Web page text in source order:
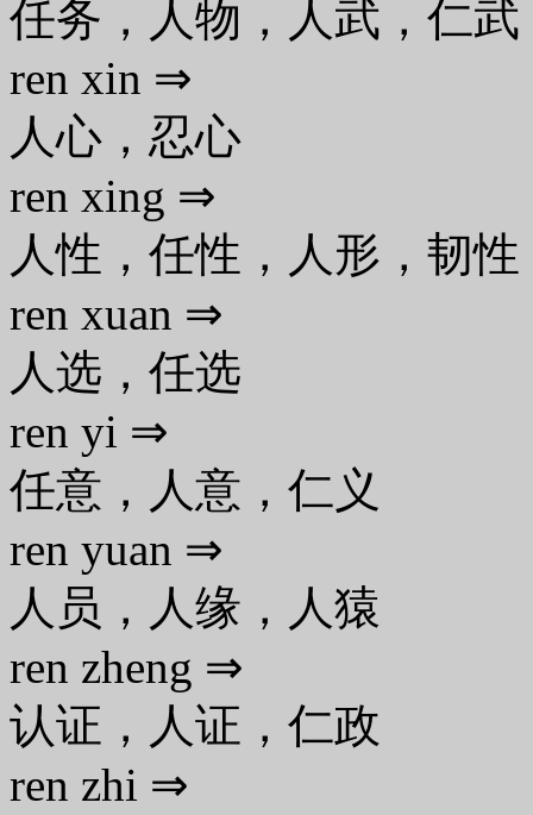
任务，人物，人武，仁
ren xin ⇒
人心，忍心
ren xing ⇒
人性，任性，人形，韧性
ren xuan ⇒
人选，任选
ren yi ⇒
任意，人意，仁义
ren yuan ⇒
人员，人缘，人猿
ren zheng ⇒
认证，人证，仁政
ren zhi ⇒